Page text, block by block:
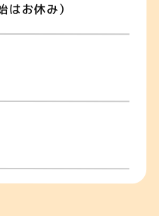
はお休み）